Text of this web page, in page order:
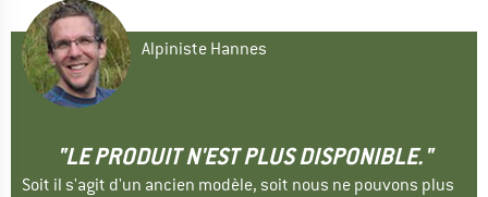
Alpiniste Hannes
"LE PRODUIT N'EST PLUS DISPONIBLE."
Soit il s'agit d'un ancien modèle, soit nous ne pouvons plus